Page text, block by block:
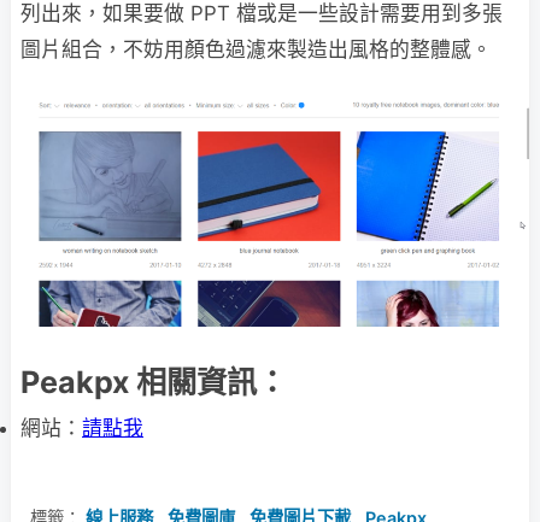
列出來，如果要做 PPT 檔或是一些設計需要用到多張
圖片組合，不妨用顏色過濾來製造出風格的整體感。
Peakpx 相關資訊：
網站： 請點我